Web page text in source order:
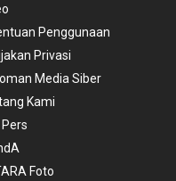
Penggunaan
Privasi
Media Siber
Kami
Pers
Foto